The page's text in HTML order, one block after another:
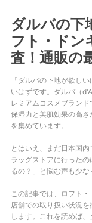
ダルバの下
フト・ドン
査！通販の
「ダルバの下地が欲し
いはずです。ダルバ（
レミアムコスメブラン
保湿力と美肌効果の高
を集めています。
とはいえ、まだ日本国
ラッグストアに行った
るの？」と悩む声も少な
この記事では、 ロフト
店舗での取り扱い状況
します。これを読めば